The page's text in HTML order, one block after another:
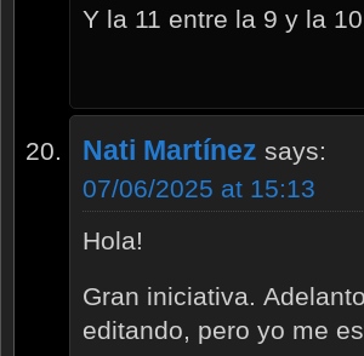
Y la 11 entre la 9 y la
Nati Martínez says:
07/06/2025 at 15:13
Hola!
Gran iniciativa.
editando, pero yo me